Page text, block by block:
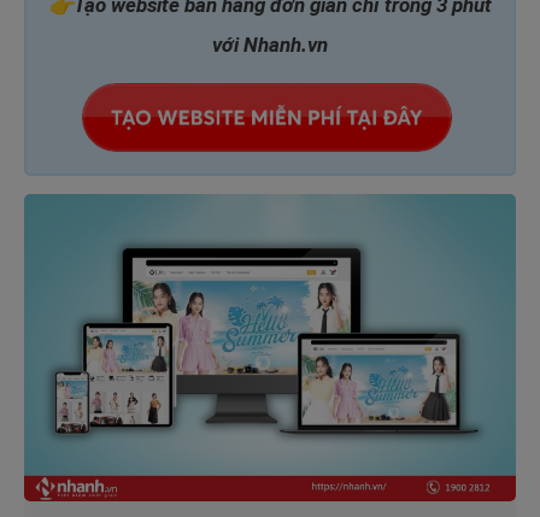
với Nhanh.vn